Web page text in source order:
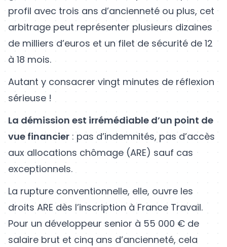
profil avec trois ans d’ancienneté ou plus, cet
arbitrage peut représenter plusieurs dizaines
de milliers d’euros et un filet de sécurité de 12
à 18 mois.
Autant y consacrer vingt minutes de réflexion
sérieuse !
La démission est irrémédiable d’un point de
vue financier : pas d’indemnités, pas d’accès
aux allocations chômage (ARE) sauf cas
exceptionnels.
La rupture conventionnelle, elle, ouvre les
droits ARE dès l’inscription à France Travail.
Pour un développeur senior à 55 000 € de
salaire brut et cinq ans d’ancienneté, cela